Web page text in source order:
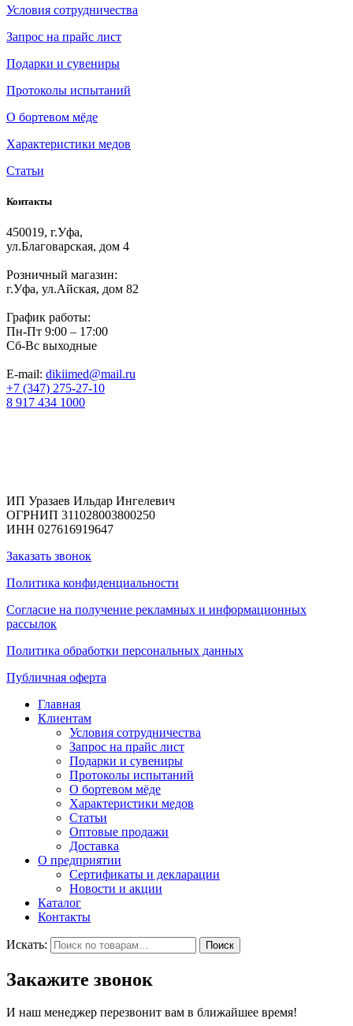
Условия сотрудничества
Запрос на прайс лист
Подарки и сувениры
Протоколы испытаний
О бортевом мёде
Характеристики медов
Статьи
Контакты
450019, г.Уфа,
ул.Благоварская, дом 4
Розничный магазин:
г.Уфа, ул.Айская, дом 82
График работы:
Пн-Пт 9:00 – 17:00
Сб-Вс выходные
E-mail: dikiimed@mail.ru
+7 (347) 275-27-10
8 917 434 1000
ИП Уразаев Ильдар Ингелевич
ОГРНИП 311028003800250
ИНН 027616919647
Заказать звонок
Политика конфиденциальности
Согласие на получение рекламных и информационных
рассылок
Политика обработки персональных данных
Публичная оферта
Главная
Клиентам
Условия сотрудничества
Запрос на прайс лист
Подарки и сувениры
Протоколы испытаний
О бортевом мёде
Характеристики медов
Статьи
Оптовые продажи
Доставка
О предприятии
Сертификаты и декларации
Новости и акции
Каталог
Контакты
Искать: Поиск
Закажите звонок
И наш менеджер перезвонит вам в ближайшее время!